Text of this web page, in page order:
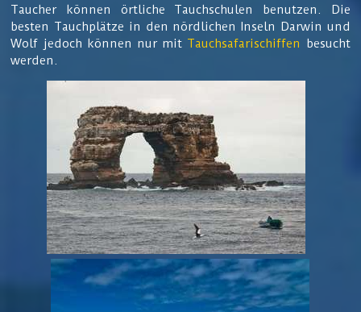
Taucher können örtliche Tauchschulen benutzen. Die
besten Tauchplätze in den nördlichen Inseln Darwin und
Wolf jedoch können nur mit Tauchsafarischiffen
besucht
werden.